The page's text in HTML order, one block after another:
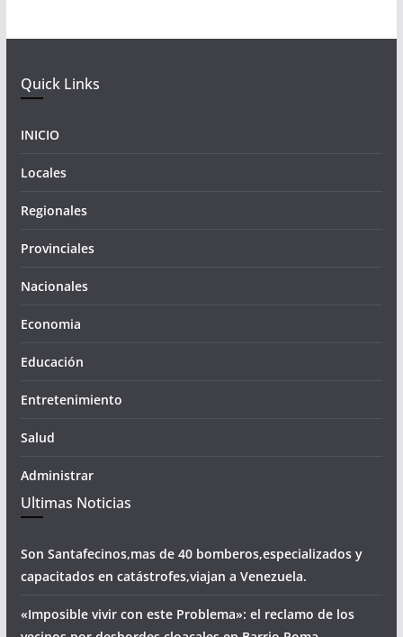
Quick Links
INICIO
Locales
Regionales
Provinciales
Nacionales
Economia
Educación
Entretenimiento
Salud
Administrar
Ultimas Noticias
Son Santafecinos,mas de 40 bomberos,especializados y
capacitados en catástrofes,viajan a Venezuela.
«Imposible vivir con este Problema»: el reclamo de los